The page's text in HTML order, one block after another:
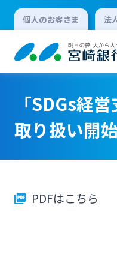
個人のお客さま 法
個人向けイ
法人向けイン
「SDGs経
取り扱い開
PDFはこちら